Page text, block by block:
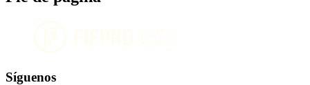
Síguenos